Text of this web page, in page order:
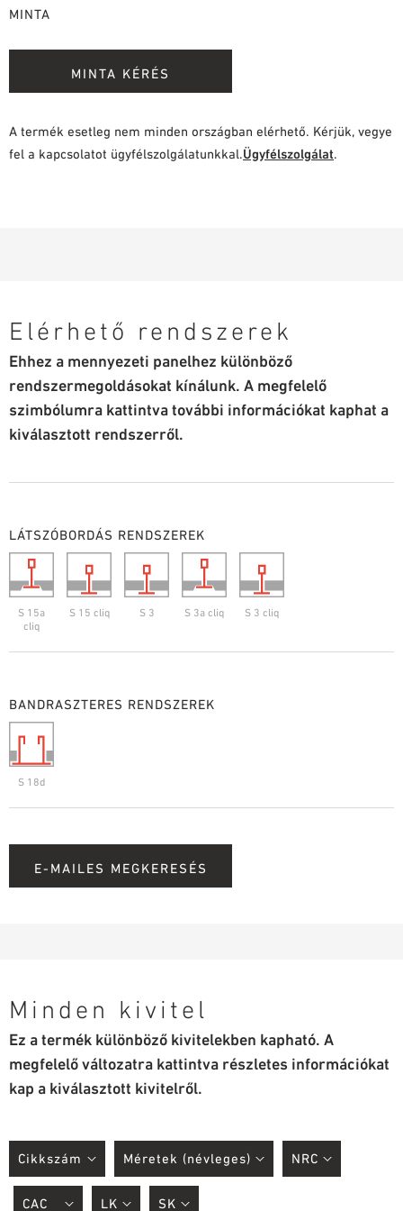
MINTA
MINTA KÉRÉS
A termék esetleg nem minden országban elérhető. Kérjük, vegye
fel a kapcsolatot ügyfélszolgálatunkkal.Ügyfélszolgálat.
Elérhető rendszerek
Ehhez a mennyezeti panelhez különböző
rendszermegoldásokat kínálunk. A megfelelő
szimbólumra kattintva további információkat kaphat a
kiválasztott rendszerről.
LÁTSZÓBORDÁS RENDSZEREK
S 15a
cliq
S 15 cliq S 3 S 3a cliq S 3 cliq
BANDRASZTERES RENDSZEREK
S 18d
E-MAILES MEGKERESÉS
Minden kivitel
Ez a termék különböző kivitelekben kapható. A
megfelelő változatra kattintva részletes információkat
kap a kiválasztott kivitelről.